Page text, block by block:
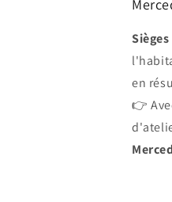
en
👉